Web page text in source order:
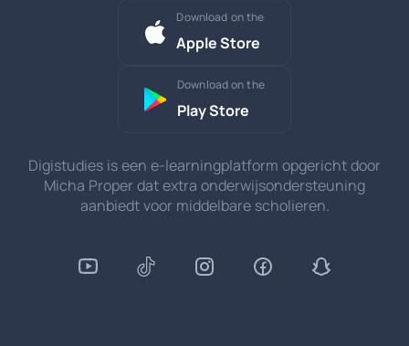
Download on the
Apple Store
Download on the
Play Store
Digistudies is een e-learningplatform opgericht door
Micha Proper dat extra onderwijsondersteuning
aanbiedt voor middelbare scholieren.